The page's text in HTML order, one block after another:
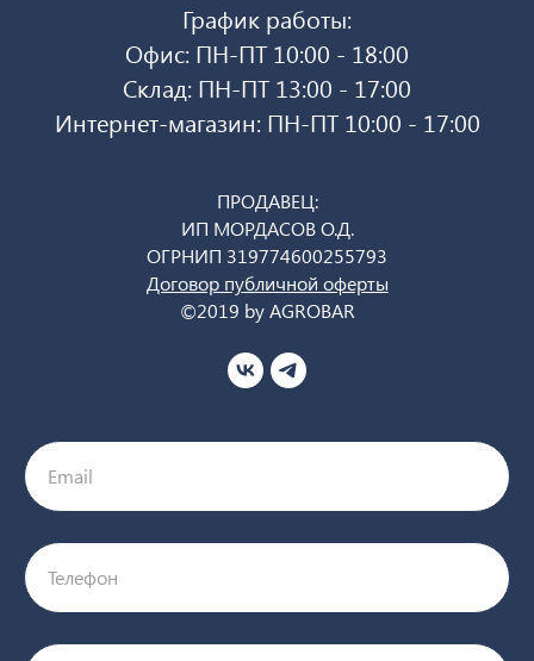
График работы:
Офис: ПН-ПТ 10:00 - 18:00
Склад: ПН-ПТ 13:00 - 17:00
Интернет-магазин: ПН-ПТ 10:00 - 17:00
ПРОДАВЕЦ:
ИП МОРДАСОВ О.Д.
ОГРНИП 319774600255793
Договор публичной оферты
©2019 by AGROBAR
Email
Телефон